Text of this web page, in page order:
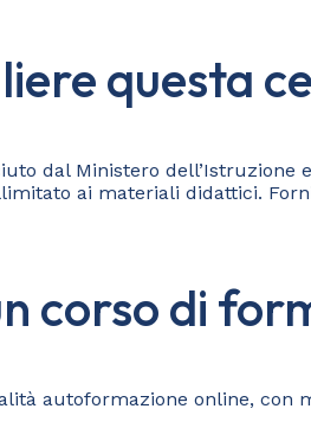
questa
dal Ministero
ai materiali didattici.
corso di
autoformazione online,